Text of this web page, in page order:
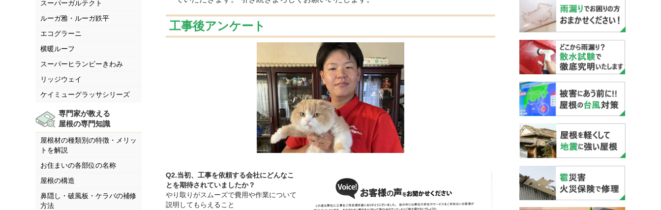
スーパーガルテクト
ルーガ雅・ルーガ鉄平
エコグラーニ
横暖ルーフ
スーパーヒランビーきわみ
リッジウェイ
ケイミューグラッサシリーズ
専門家が教える
屋根の専門知識
屋根材の種類別の特徴・メリッ
トを解説
お住まいの各部位の名称
屋根の構造
鼻隠し・破風板・ケラバの補修
方法
工事後アンケート
Q2.当初、工事を依頼する会社にどんなこ
とを期待されていましたか？
やり取りがスムーズで費用や作業について
説明してもらえること